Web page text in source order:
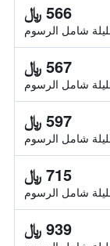
566 ﷼
شامل الرسوم
567 ﷼
شامل الرسوم
597 ﷼
شامل الرسوم
715 ﷼
شامل الرسوم
939 ﷼